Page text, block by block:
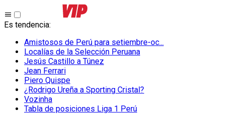
Es tendencia:
Amistosos de Perú para setiembre-oc...
Localías de la Selección Peruana
Jesús Castillo a Túnez
Jean Ferrari
Piero Quispe
¿Rodrigo Ureña a Sporting Cristal?
Vozinha
Tabla de posiciones Liga 1 Perú